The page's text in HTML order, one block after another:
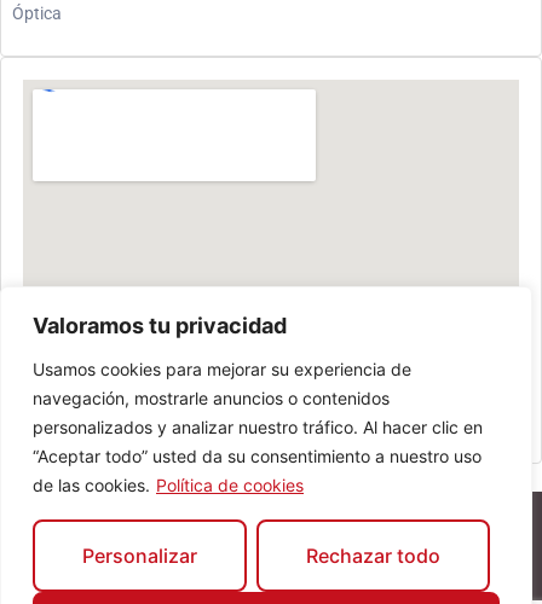
Valoramos tu privacidad
Usamos cookies para mejorar su experiencia de
navegación, mostrarle anuncios o contenidos
personalizados y analizar nuestro tráfico. Al hacer clic en
“Aceptar todo” usted da su consentimiento a nuestro uso
de las cookies. Política de cookies
Personalizar Rechazar todo
Óptica